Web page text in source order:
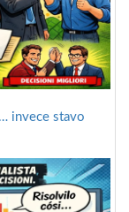
invece stavo